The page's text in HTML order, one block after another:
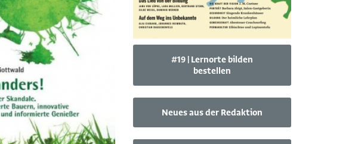
#19 | Lernorte bilden
bestellen
Neues aus der Redaktion